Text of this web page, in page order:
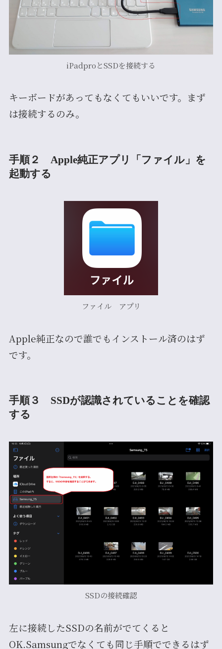
iPadproとSSDを接続する
キーボードがあってもなくてもいいです。まず
は接続するのみ。
手順２ Apple純正アプリ「ファイル」を
起動する
ファイル アプリ
Apple純正なので誰でもインストール済のはず
です。
手順３ SSDが認識されていることを確認
する
SSDの接続確認
左に接続したSSDの名前がでてくると
OK.Samsungでなくても同じ手順でできるはず